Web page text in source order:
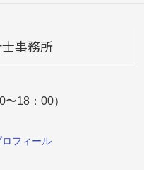
事務所
18：00）
フィール